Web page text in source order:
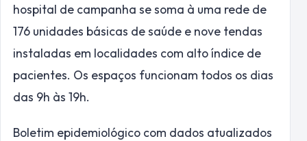
hospital de campanha se soma à uma rede de
176 unidades básicas de saúde e nove tendas
instaladas em localidades com alto índice de
pacientes. Os espaços funcionam todos os dias
das 9h às 19h.
Boletim epidemiológico com dados atualizados